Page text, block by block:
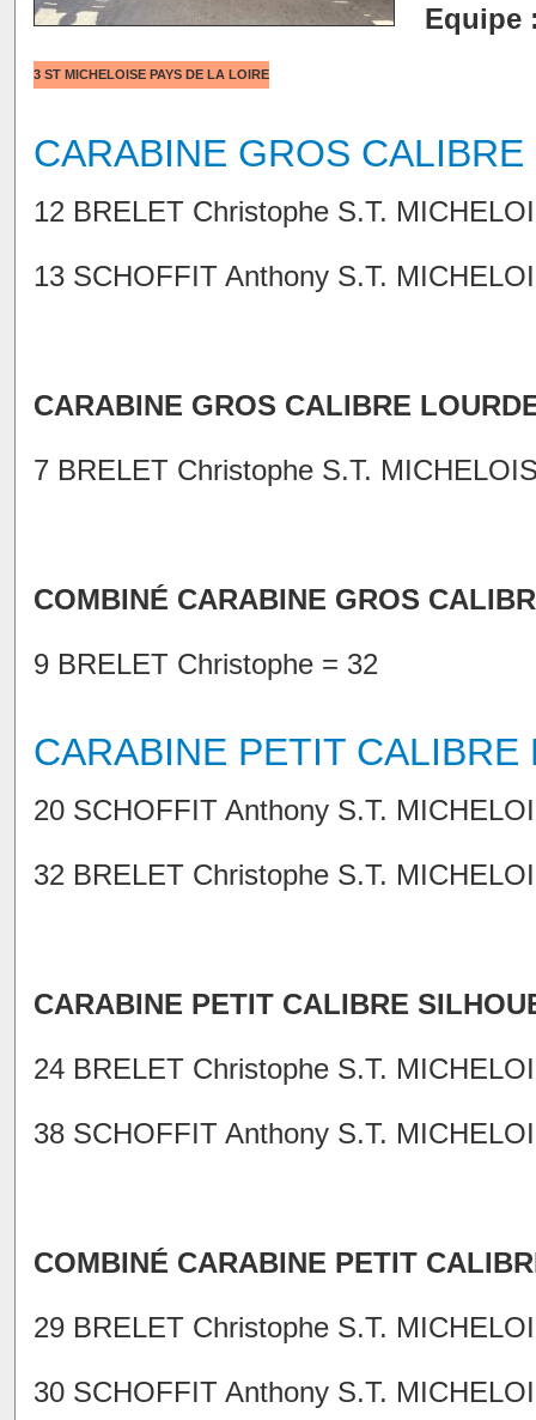
Equipe
3 ST MICHELOISE PAYS DE LA LOIRE
CARABINE GROS CALIBRE
12 BRELET Christophe S.T.
13 SCHOFFIT Anthony S.T.
CARABINE GROS CALIBRE
7 BRELET Christophe S.T.
COMBINÉ CARABINE GROS
9 BRELET Christophe = 32
CARABINE PETIT CALIBRE
20 SCHOFFIT Anthony S.T.
32 BRELET Christophe S.T.
CARABINE PETIT CALIBRE
24 BRELET Christophe S.T.
38 SCHOFFIT Anthony S.T.
COMBINÉ CARABINE PETIT
29 BRELET Christophe S.T.
30 SCHOFFIT Anthony S.T.